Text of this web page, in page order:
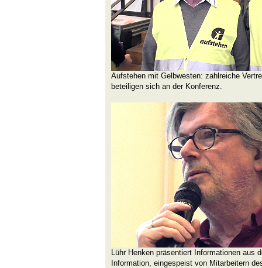
Aufstehen mit Gelbwesten: zahlreiche
beteiligen sich an der Konferenz.
Lühr Henken präsentiert Informationen aus
Information, eingespeist von Mitarbeitern